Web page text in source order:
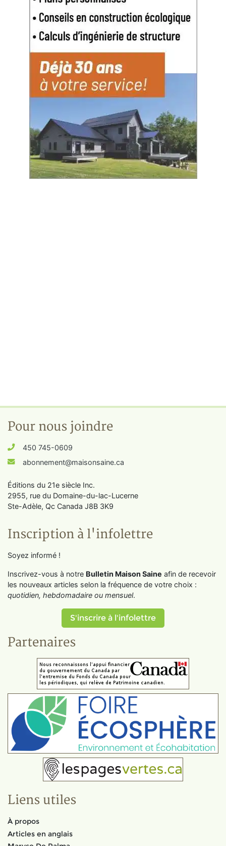
Pour nous joindre
450 745-0609
abonnement@maisonsaine.ca
Éditions du 21e siècle Inc.
2955, rue du Domaine-du-lac-Lucerne
Ste-Adèle, Qc Canada J8B 3K9
Inscription à l'infolettre
Soyez informé !
Inscrivez-vous à notre Bulletin Maison Saine afin de recevoir
les nouveaux articles selon la fréquence de votre choix :
quotidien, hebdomadaire ou mensuel.
S'inscrire à l'infolettre
Partenaires
Liens utiles
À propos
Articles en anglais